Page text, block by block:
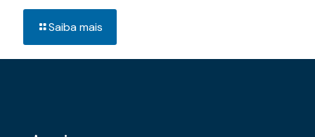
Saiba mais